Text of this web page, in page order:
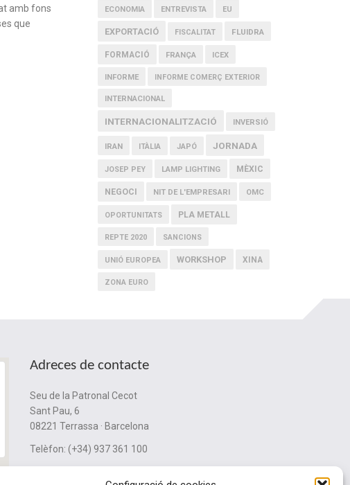
amb fons
que
ECONOMIA ENTREVISTA EU
EXPORTACIÓ FISCALITAT FLUIDRA
FORMACIÓ FRANÇA ICEX
INFORME INFORME COMERÇ EXTERIOR
INTERNACIONAL
INTERNACIONALITZACIÓ INVERSIÓ
IRAN ITÀLIA JAPÓ JORNADA
JOSEP PEY LAMP LIGHTING MÈXIC
NEGOCI NIT DE L'EMPRESARI OMC
OPORTUNITATS PLA METALL
REPTE 2020 SANCIONS
UNIÓ EUROPEA WORKSHOP XINA
ZONA EURO
Adreces de contacte
Seu de la Patronal Cecot
Sant Pau, 6
08221 Terrassa · Barcelona
Telèfon: (+34) 937 361 100